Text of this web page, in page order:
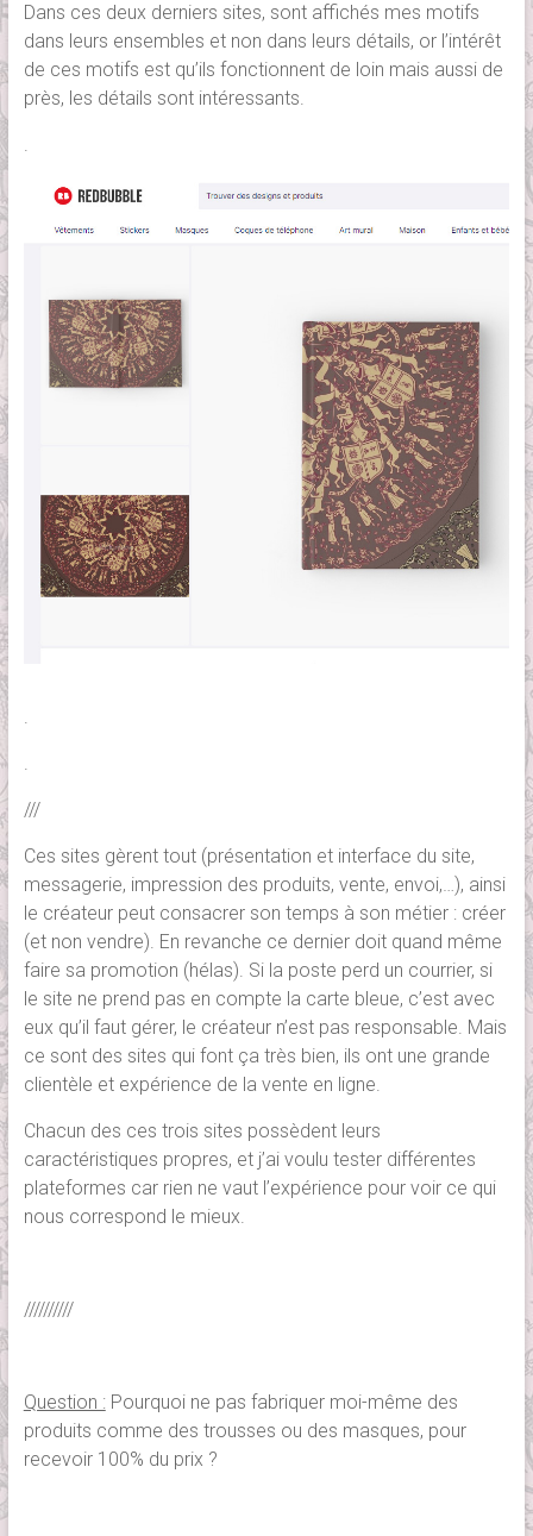
Dans ces deux derniers sites, sont affichés mes motifs
dans leurs ensembles et non dans leurs détails, or l’intérêt
de ces motifs est qu’ils fonctionnent de loin mais aussi de
près, les détails sont intéressants.
.
///
Ces sites gèrent tout (présentation et interface du site,
messagerie, impression des produits, vente, envoi,…), ainsi
le créateur peut consacrer son temps à son métier : créer
(et non vendre). En revanche ce dernier doit quand même
faire sa promotion (hélas). Si la poste perd un courrier, si
le site ne prend pas en compte la carte bleue, c’est avec
eux qu’il faut gérer, le créateur n’est pas responsable. Mais
ce sont des sites qui font ça très bien, ils ont une grande
clientèle et expérience de la vente en ligne.
Chacun des ces trois sites possèdent leurs
caractéristiques propres, et j’ai voulu tester différentes
plateformes car rien ne vaut l’expérience pour voir ce qui
nous correspond le mieux.
//////////
Question :Pourquoi ne pas fabriquer moi-même des
produits comme des trousses ou des masques, pour
recevoir 100% du prix ?